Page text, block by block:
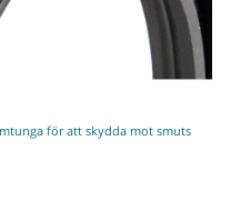
för att skydda mot smuts